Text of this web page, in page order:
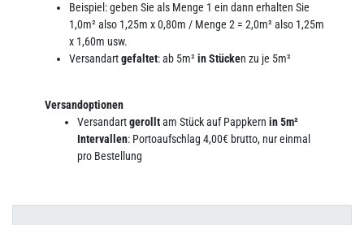
Beispiel: geben Sie als Menge 1 ein dann erhalten Sie
1,0m² also 1,25m x 0,80m / Menge 2 = 2,0m² also 1,25m
x 1,60m usw.
Versandartgefaltet: ab 5m² in Stücken zu je 5m²
Versandoptionen
Versandartgerolltam Stück auf Pappkern in 5m²
Intervallen: Portoaufschlag 4,00€ brutto, nur einmal
pro Bestellung